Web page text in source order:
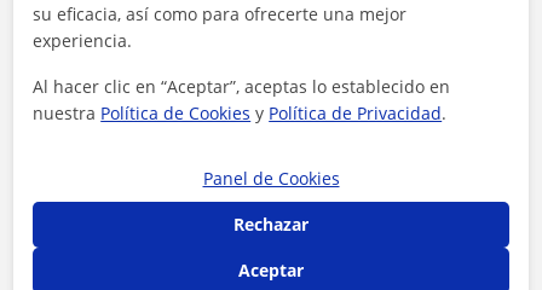
Contactar ahora
su eficacia, así como para ofrecerte una mejor
experiencia.
Al hacer clic en “Aceptar”, aceptas lo establecido en
nuestra Política de Cookies y Política de Privacidad.
Panel de Cookies
Rechazar
Aceptar